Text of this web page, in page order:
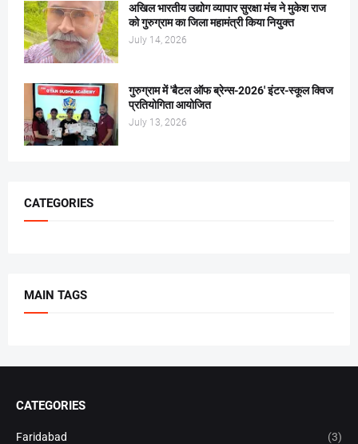
अखिल भारतीय उद्योग व्यापार सुरक्षा मंच ने मुकेश राज
को गुरुग्राम का जिला महामंत्री किया नियुक्त
July 14, 2026
गुरुग्राम में 'बैटल ऑफ ब्रेन्स-2026' इंटर-स्कूल क्विज
प्रतियोगिता आयोजित
July 13, 2026
CATEGORIES
MAIN TAGS
CATEGORIES
Faridabad (3)